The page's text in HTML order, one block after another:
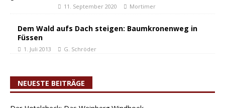
11. September 2020 Mortimer
Dem Wald aufs Dach steigen: Baumkronenweg in
Füssen
1. Juli 2013 G. Schröder
NEUESTE BEITRÄGE